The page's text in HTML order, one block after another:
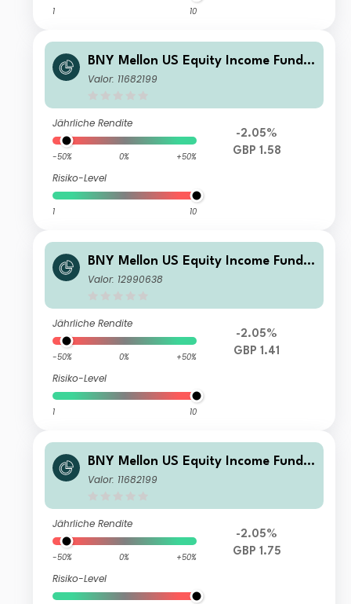
1 10
BNY Mellon US Equity Income Fund
U Income
Valor: 11682199
Jährliche Rendite
-50% 0% +50%
Risiko-Level
1 10
-2.05%
GBP 1.58
BNY Mellon US Equity Income Fund
U1 Shares Income
Valor: 12990638
Jährliche Rendite
-50% 0% +50%
Risiko-Level
1 10
-2.05%
GBP 1.41
BNY Mellon US Equity Income Fund
U Accumulation
Valor: 11682199
Jährliche Rendite
-50% 0% +50%
Risiko-Level
-2.05%
GBP 1.75